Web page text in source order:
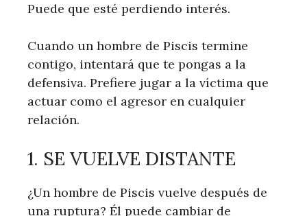
Puede que esté perdiendo interés.
Cuando un hombre de Piscis termine
contigo, intentará que te pongas a la
defensiva. Prefiere jugar a la víctima que
actuar como el agresor en cualquier
relación.
1. SE VUELVE DISTANTE
¿Un hombre de Piscis vuelve después de
una ruptura? Él puede cambiar de